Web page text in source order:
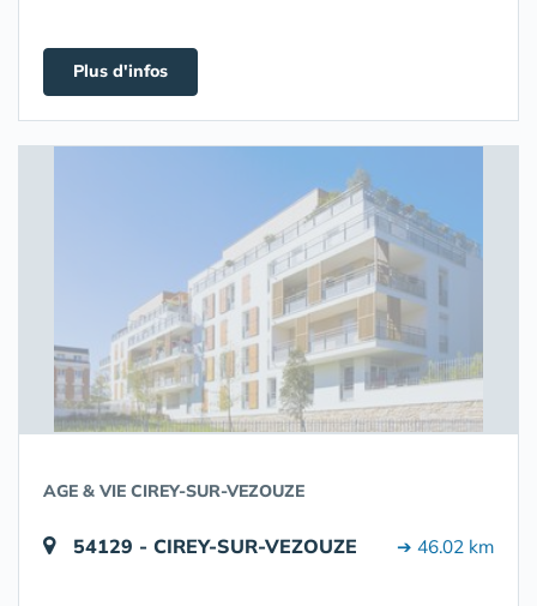
Plus d'infos
AGE & VIE CIREY-SUR-VEZOUZE
54129 - CIREY-SUR-VEZOUZE ➔ 46.02 km